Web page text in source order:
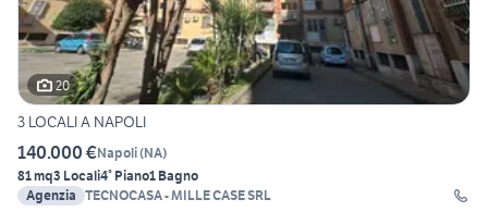
20
3 LOCALI A NAPOLI
140.000 €Napoli(NA)
81 mq3 Locali4° Piano1 Bagno
Agenzia TECNOCASA - MILLE CASE SRL